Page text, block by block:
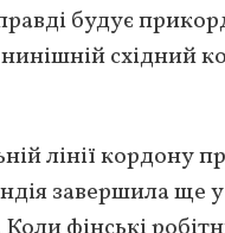
будує
східний
лінії кордону
завершила ще